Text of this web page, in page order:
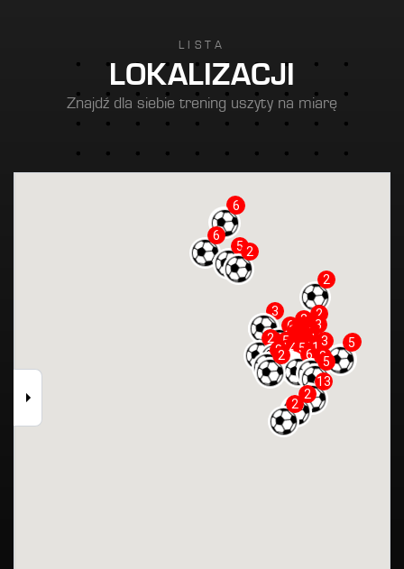
LISTA
LOKALIZACJI
Znajdź dla siebie trening uszyty na miarę